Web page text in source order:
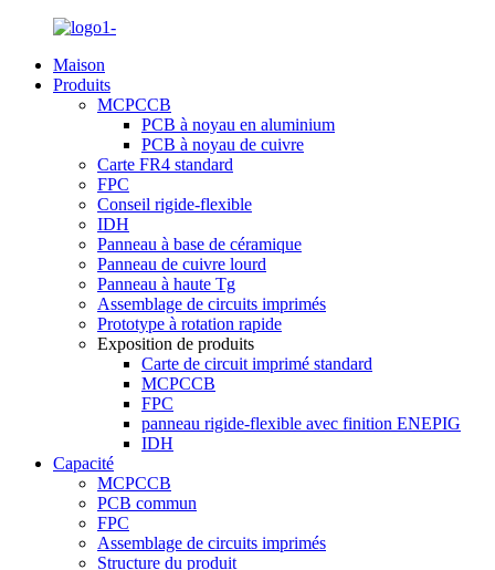
Maison
Produits
MCPCCB
PCB à noyau en aluminium
PCB à noyau de cuivre
Carte FR4 standard
FPC
Conseil rigide-flexible
IDH
Panneau à base de céramique
Panneau de cuivre lourd
Panneau à haute Tg
Assemblage de circuits imprimés
Prototype à rotation rapide
Exposition de produits
Carte de circuit imprimé standard
MCPCCB
FPC
panneau rigide-flexible avec finition ENEPIG
IDH
Capacité
MCPCCB
PCB commun
FPC
Assemblage de circuits imprimés
Structure du produit